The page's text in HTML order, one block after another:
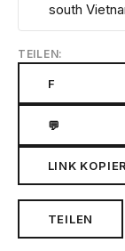
south
TEILEN:
F
💬
LINK
TEILEN